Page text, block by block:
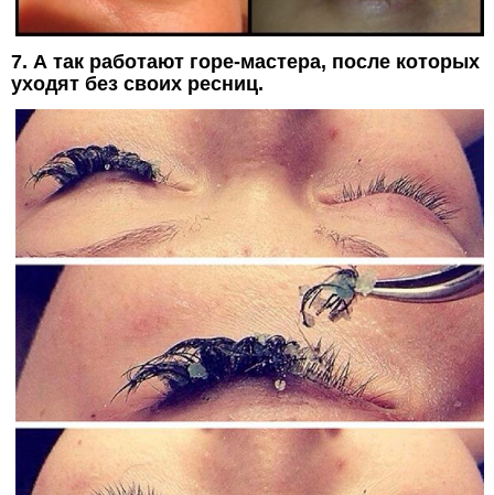
7. А так работают горе-мастера, после которых
уходят без своих ресниц.